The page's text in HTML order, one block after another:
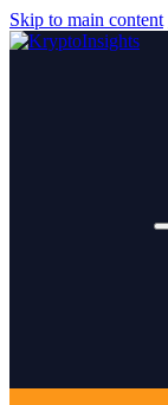
Skip to main content